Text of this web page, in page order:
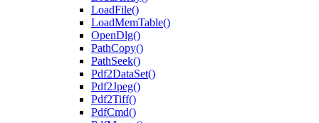
LoadFile()
LoadMemTable()
OpenDlg()
PathCopy()
PathSeek()
Pdf2DataSet()
Pdf2Jpeg()
Pdf2Tiff()
PdfCmd()